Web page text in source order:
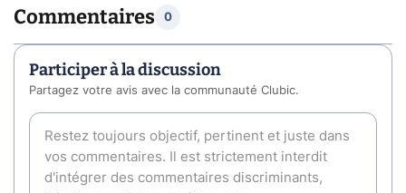
Commentaires 0
Participer à la discussion
Partagez votre avis avec la communauté Clubic.